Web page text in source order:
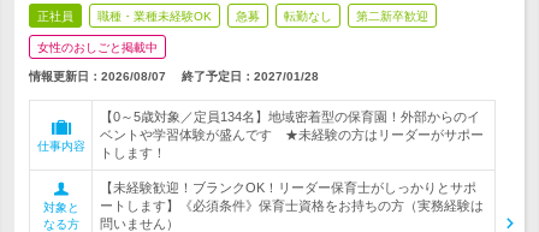
正社員 職種・業種未経験OK 急募 転勤なし 第二新卒歓迎
女性のおしごと掲載中
情報更新日：2026/08/07 終了予定日： 2027/01/28
仕事内容
【0～5歳対象／定員134名】地域密着型の保育園！外部からのイ
ベントや学習体験が盛んです ★未経験の方はリーダーがサポー
トします！
対象と
なる方
【未経験歓迎！ブランクOK！リーダー保育士がしっかりとサポ
ートします】《必須条件》保育士資格をお持ちの方（実務経験は
問いません）